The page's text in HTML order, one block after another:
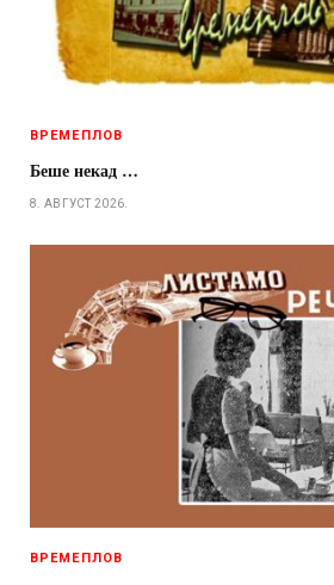
ВРЕМЕПЛОВ
Беше некад …
8. АВГУСТ 2026.
ВРЕМЕПЛОВ